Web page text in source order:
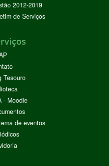
2012-2019
de Serviços
Tesouro
- Moodle
de eventos